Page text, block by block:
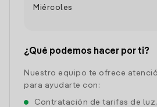
Miércoles
¿Qué podemos hacer por ti?
Nuestro equipo te ofrece
para ayudarte con:
Contratación de tarifas de